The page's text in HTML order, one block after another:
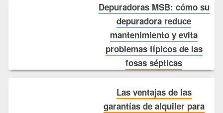
Depuradoras MSB: cómo su
depuradora reduce
mantenimiento y evita
problemas típicos de las
fosas sépticas
Las ventajas de las
garantías de alquiler para